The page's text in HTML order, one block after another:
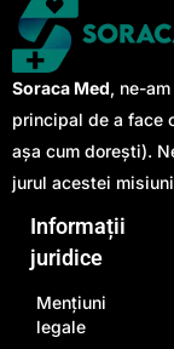
Soraca Med, ne-
principal de a face
așa cum dorești).
jurul acestei
Informații
juridice
Mențiuni
legale